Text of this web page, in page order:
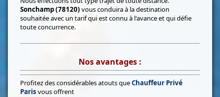
Sonchamp (78120) vous conduira à la destination
souhaitée avec un tarif qui est connu à l'avance et qui défie
toute concurrence.
Nos avantages :
Profitez des considérables atouts queChauffeur Privé
Paris vous offrent